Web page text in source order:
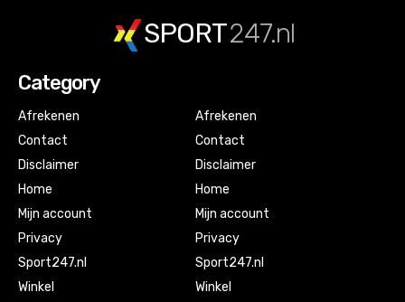
SPORT247.nl
Category
Afrekenen
Contact
Disclaimer
Home
Mijn account
Privacy
Sport247.nl
Winkel
Afrekenen
Contact
Disclaimer
Home
Mijn account
Privacy
Sport247.nl
Winkel